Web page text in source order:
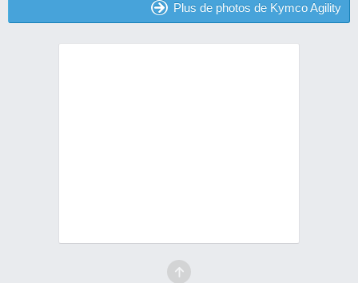
Plus de photos de Kymco Agility